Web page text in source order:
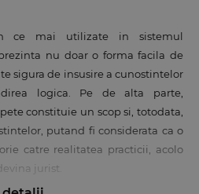
ce mai utilizate in sistemul
nu doar o forma facila de
sigura de insusire a cunostintelor
logica. Pe de alta parte,
constituie un scop si, totodata,
putand fi considerata ca o
catre realitatea practicii, acolo
jurist.